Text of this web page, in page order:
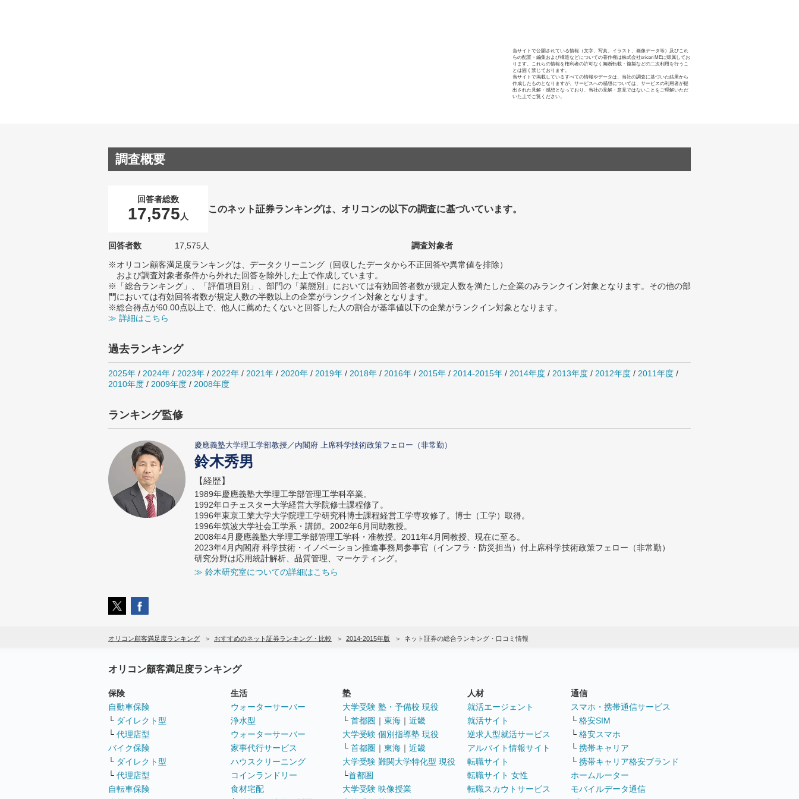
当サイトで公開されている情報（文字、写真、イラスト、画像データ等）及びこれ
らの配置・編集および構造などについての著作権は株式会社oricon MEに帰属してお
ります。これらの情報を権利者の許可なく無断転載・複製などの二次利用を行うこ
とは固く禁じております。
当サイトで掲載しているすべての情報やデータは、当社の調査に基づいた結果から
作成したものとなりますが、サービスへの感想については、サービスの利用者が提
出された見解・感想となっており、当社の見解・意見ではないことをご理解いただ
いた上でご覧ください。
調査概要
回答者総数
17,575 人
このネット証券ランキングは、オリコンの以下の調査に基づいています。
回答者数 17,575人
調査対象者
※オリコン顧客満足度ランキングは、データクリーニング（回収したデータから不正回答や異常値を排除）
および調査対象者条件から外れた回答を除外した上で作成しています。
※「総合ランキング」、「評価項目別」、部門の「業態別」においては有効回答者数が規定人数を満たした企業のみランクイン対象となります。その他の部
門においては有効回答者数が規定人数の半数以上の企業がランクイン対象となります。
※総合得点が60.00点以上で、他人に薦めたくないと回答した人の割合が基準値以下の企業がランクイン対象となります。
≫ 詳細はこちら
過去ランキング
2025年 / 2024年 / 2023年 / 2022年 / 2021年 / 2020年 / 2019年 / 2018年 / 2016年 / 2015年 / 2014-2015年 / 2014年度 / 2013年度 / 2012年度 / 2011年度 /
2010年度 / 2009年度 / 2008年度
ランキング監修
慶應義塾大学理工学部教授／内閣府 上席科学技術政策フェロー（非常勤）
鈴木秀男
【経歴】
1989年慶應義塾大学理工学部管理工学科卒業。
1992年ロチェスター大学経営大学院修士課程修了。
1996年東京工業大学大学院理工学研究科博士課程経営工学専攻修了。博士（工学）取得。
1996年筑波大学社会工学系・講師。2002年6月同助教授。
2008年4月慶應義塾大学理工学部管理工学科・准教授。2011年4月同教授、現在に至る。
2023年4月内閣府 科学技術・イノベーション推進事務局参事官（インフラ・防災担当）付上席科学技術政策フェロー（非常勤）
研究分野は応用統計解析、品質管理、マーケティング。
≫ 鈴木研究室についての詳細はこちら
オリコン顧客満足度ランキング おすすめのネット証券ランキング・比較 2014-2015年版 ネット証券の総合ランキング・口コミ情報
オリコン顧客満足度ランキング
保険
自動車保険
└ ダイレクト型
└ 代理店型
バイク保険
└ ダイレクト型
└ 代理店型
自転車保険
生活
ウォーターサーバー
浄水型
ウォーターサーバー
家事代行サービス
ハウスクリーニング
コインランドリー
食材宅配
塾
大学受験 塾・予備校 現役
└ 首都圏 ｜ 東海 ｜ 近畿
大学受験 個別指導塾 現役
└ 首都圏 ｜ 東海 ｜ 近畿
大学受験 難関大学特化型 現役
└首都圏
大学受験 映像授業
人材
就活エージェント
就活サイト
逆求人型就活サービス
アルバイト情報サイト
転職サイト
転職サイト 女性
転職スカウトサービス
通信
スマホ・携帯通信サービス
└ 格安SIM
└ 格安スマホ
└ 携帯キャリア
└ 携帯キャリア格安ブランド
ホームルーター
モバイルデータ通信